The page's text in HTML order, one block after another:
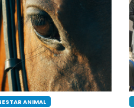
ANIMAL